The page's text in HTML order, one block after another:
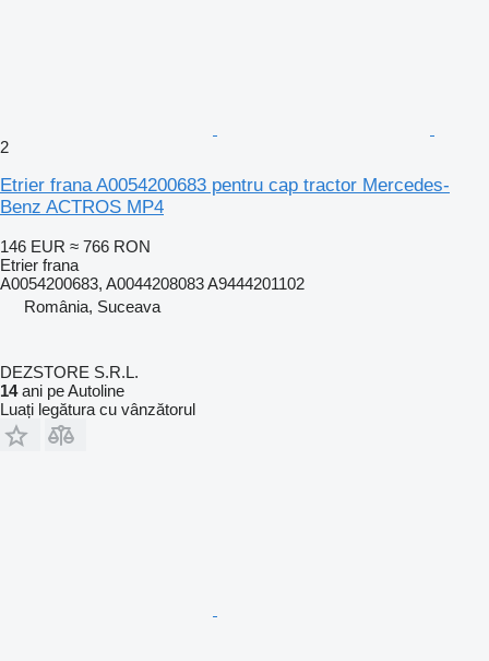
2
Etrier frana A0054200683 pentru cap tractor Mercedes-
Benz ACTROS MP4
146 EUR ≈ 766 RON
Etrier frana
A0054200683, A0044208083 A9444201102
România, Suceava
DEZSTORE S.R.L.
14ani pe Autoline
Luați legătura cu vânzătorul